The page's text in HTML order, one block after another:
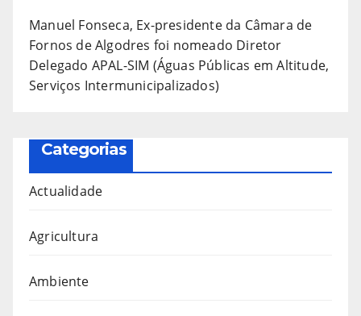
Manuel Fonseca, Ex-presidente da Câmara de
Fornos de Algodres foi nomeado Diretor
Delegado APAL-SIM (Águas Públicas em Altitude,
Serviços Intermunicipalizados)
Categorias
Actualidade
Agricultura
Ambiente